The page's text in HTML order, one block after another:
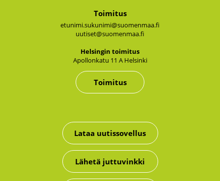
Toimitus
etunimi.sukunimi@suomenmaa.fi
uutiset@suomenmaa.fi
Hel­sin­gin toi­mi­tus
Apol­lon­ka­tu 11 A Hel­sin­ki
Toimitus
Lataa uutissovellus
Lähetä juttuvinkki